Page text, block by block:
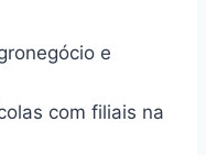
e
com filiais na